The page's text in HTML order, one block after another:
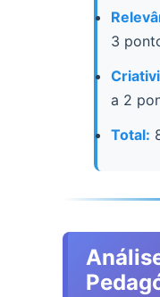
3
a 2
Total: